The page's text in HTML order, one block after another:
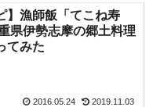
】漁師飯「てこね寿
県伊勢志摩の郷土料理
てみた
2016.05.24 2019.11.03